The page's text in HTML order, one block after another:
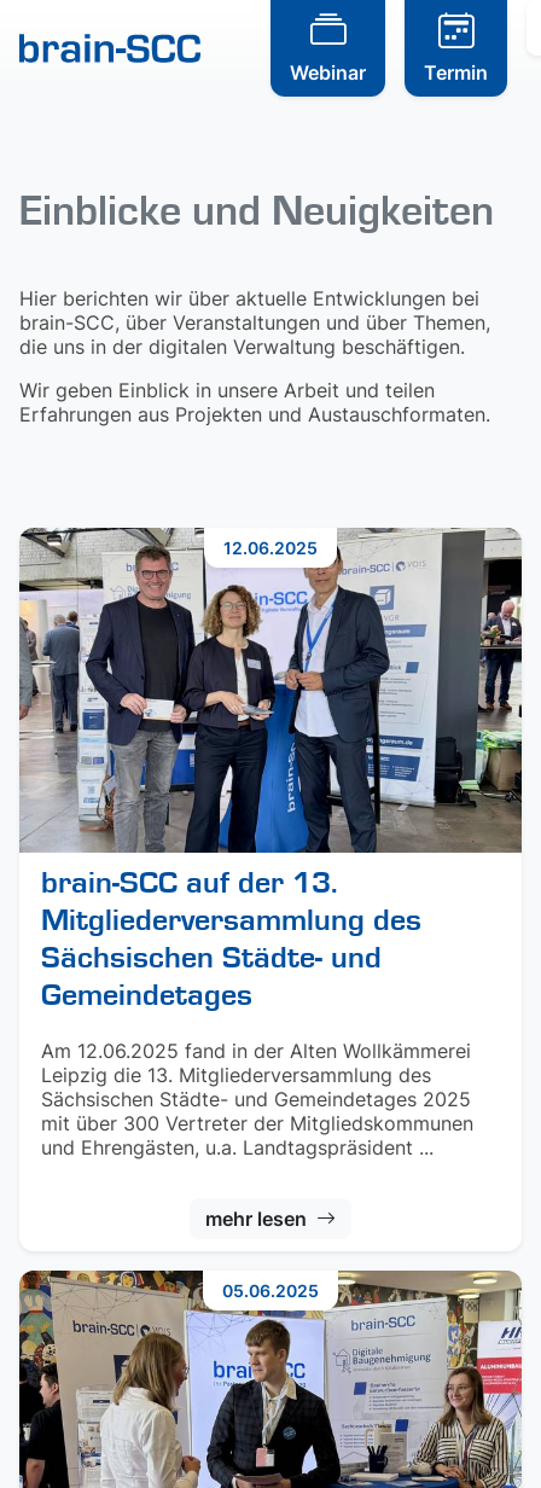
Webinar Termin
Einblicke und Neuigkeiten
Hier berichten wir über aktuelle Entwicklungen bei
brain-SCC, über Veranstaltungen und über Themen,
die uns in der digitalen Verwaltung beschäftigen.
Wir geben Einblick in unsere Arbeit und teilen
Erfahrungen aus Projekten und Austauschformaten.
brain-SCC auf der 13.
Mitgliederversammlung des
Sächsischen Städte- und
Gemeindetages
Am 12.06.2025 fand in der Alten Wollkämmerei
Leipzig die 13. Mitgliederversammlung des
Sächsischen Städte- und Gemeindetages 2025
mit über 300 Vertreter der Mitgliedskommunen
und Ehrengästen, u.a. Landtagspräsident ...
mehr lesen
12.06.2025
05.06.2025